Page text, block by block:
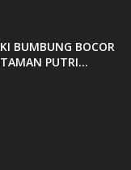
BUMBUNG BOCOR
PUTRI...